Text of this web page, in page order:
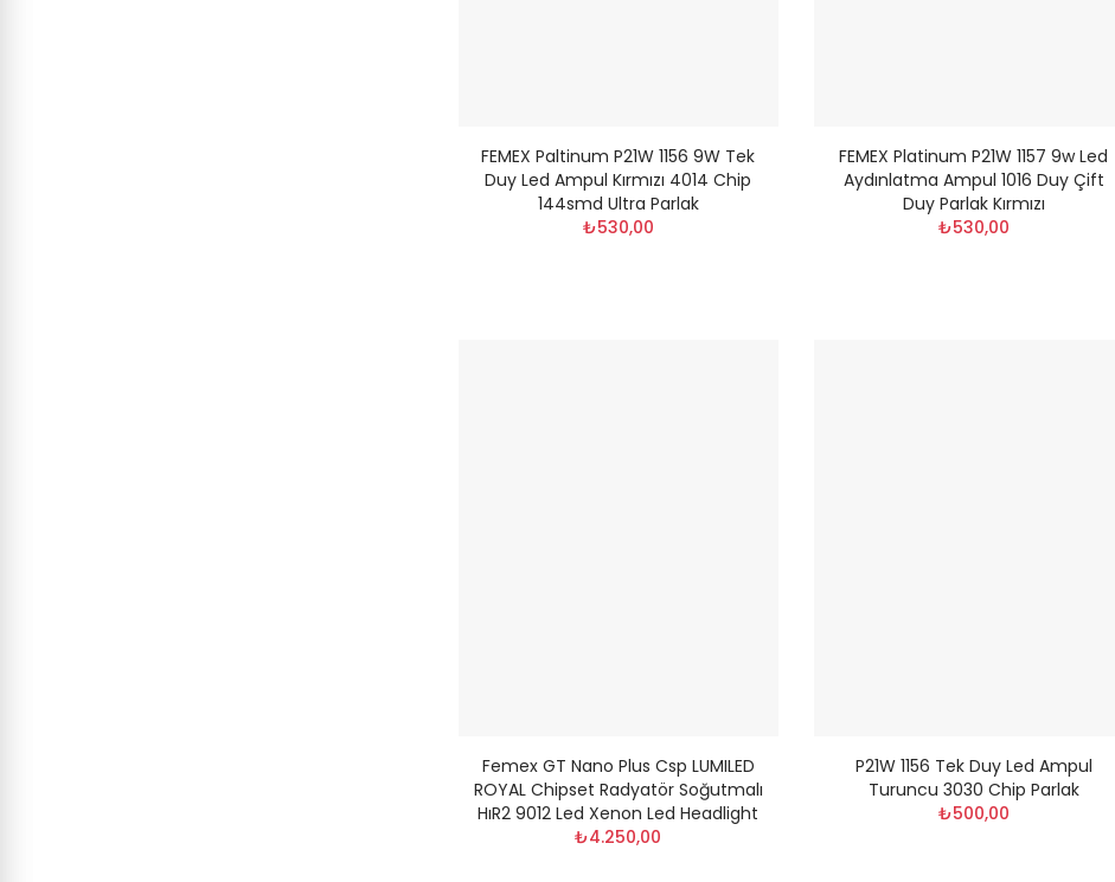
FEMEX Paltinum P21W 1156 9W Tek
Duy Led Ampul Kırmızı 4014 Chip
144smd Ultra Parlak
₺530,00
FEMEX Platinum P21W 1157 9w Led
Aydınlatma Ampul 1016 Duy Çift
Duy Parlak Kırmızı
₺530,00
Femex GT Nano Plus Csp LUMILED
ROYAL Chipset Radyatör Soğutmalı
HıR2 9012 Led Xenon Led Headlight
₺4.250,00
P21W 1156 Tek Duy Led Ampul
Turuncu 3030 Chip Parlak
₺500,00